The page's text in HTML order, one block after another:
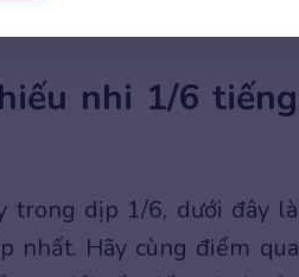
Day
nhi 1/6 tiếng
trong dịp 1/6, dưới đây là
nhất. Hãy cùng điểm qua